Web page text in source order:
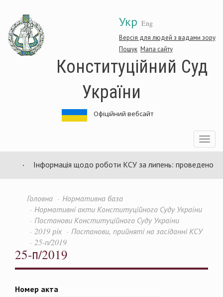
основного
матеріалу
Укр Eng
Версія для людей з вадами зору
Пошук Мапа сайту
Конституційний Суд
України
Офіційний вебсайт
Toggle
Інформація щодо роботи КСУ за липень: проведено 94
Головна
Нормативна база
Нормативні акти Конституційного Суду України
Постанови Конституційного Суду України
2019 рік
Постанови, прийняті на засіданні КСУ
25-п/2019
25-п/2019
Номер акта